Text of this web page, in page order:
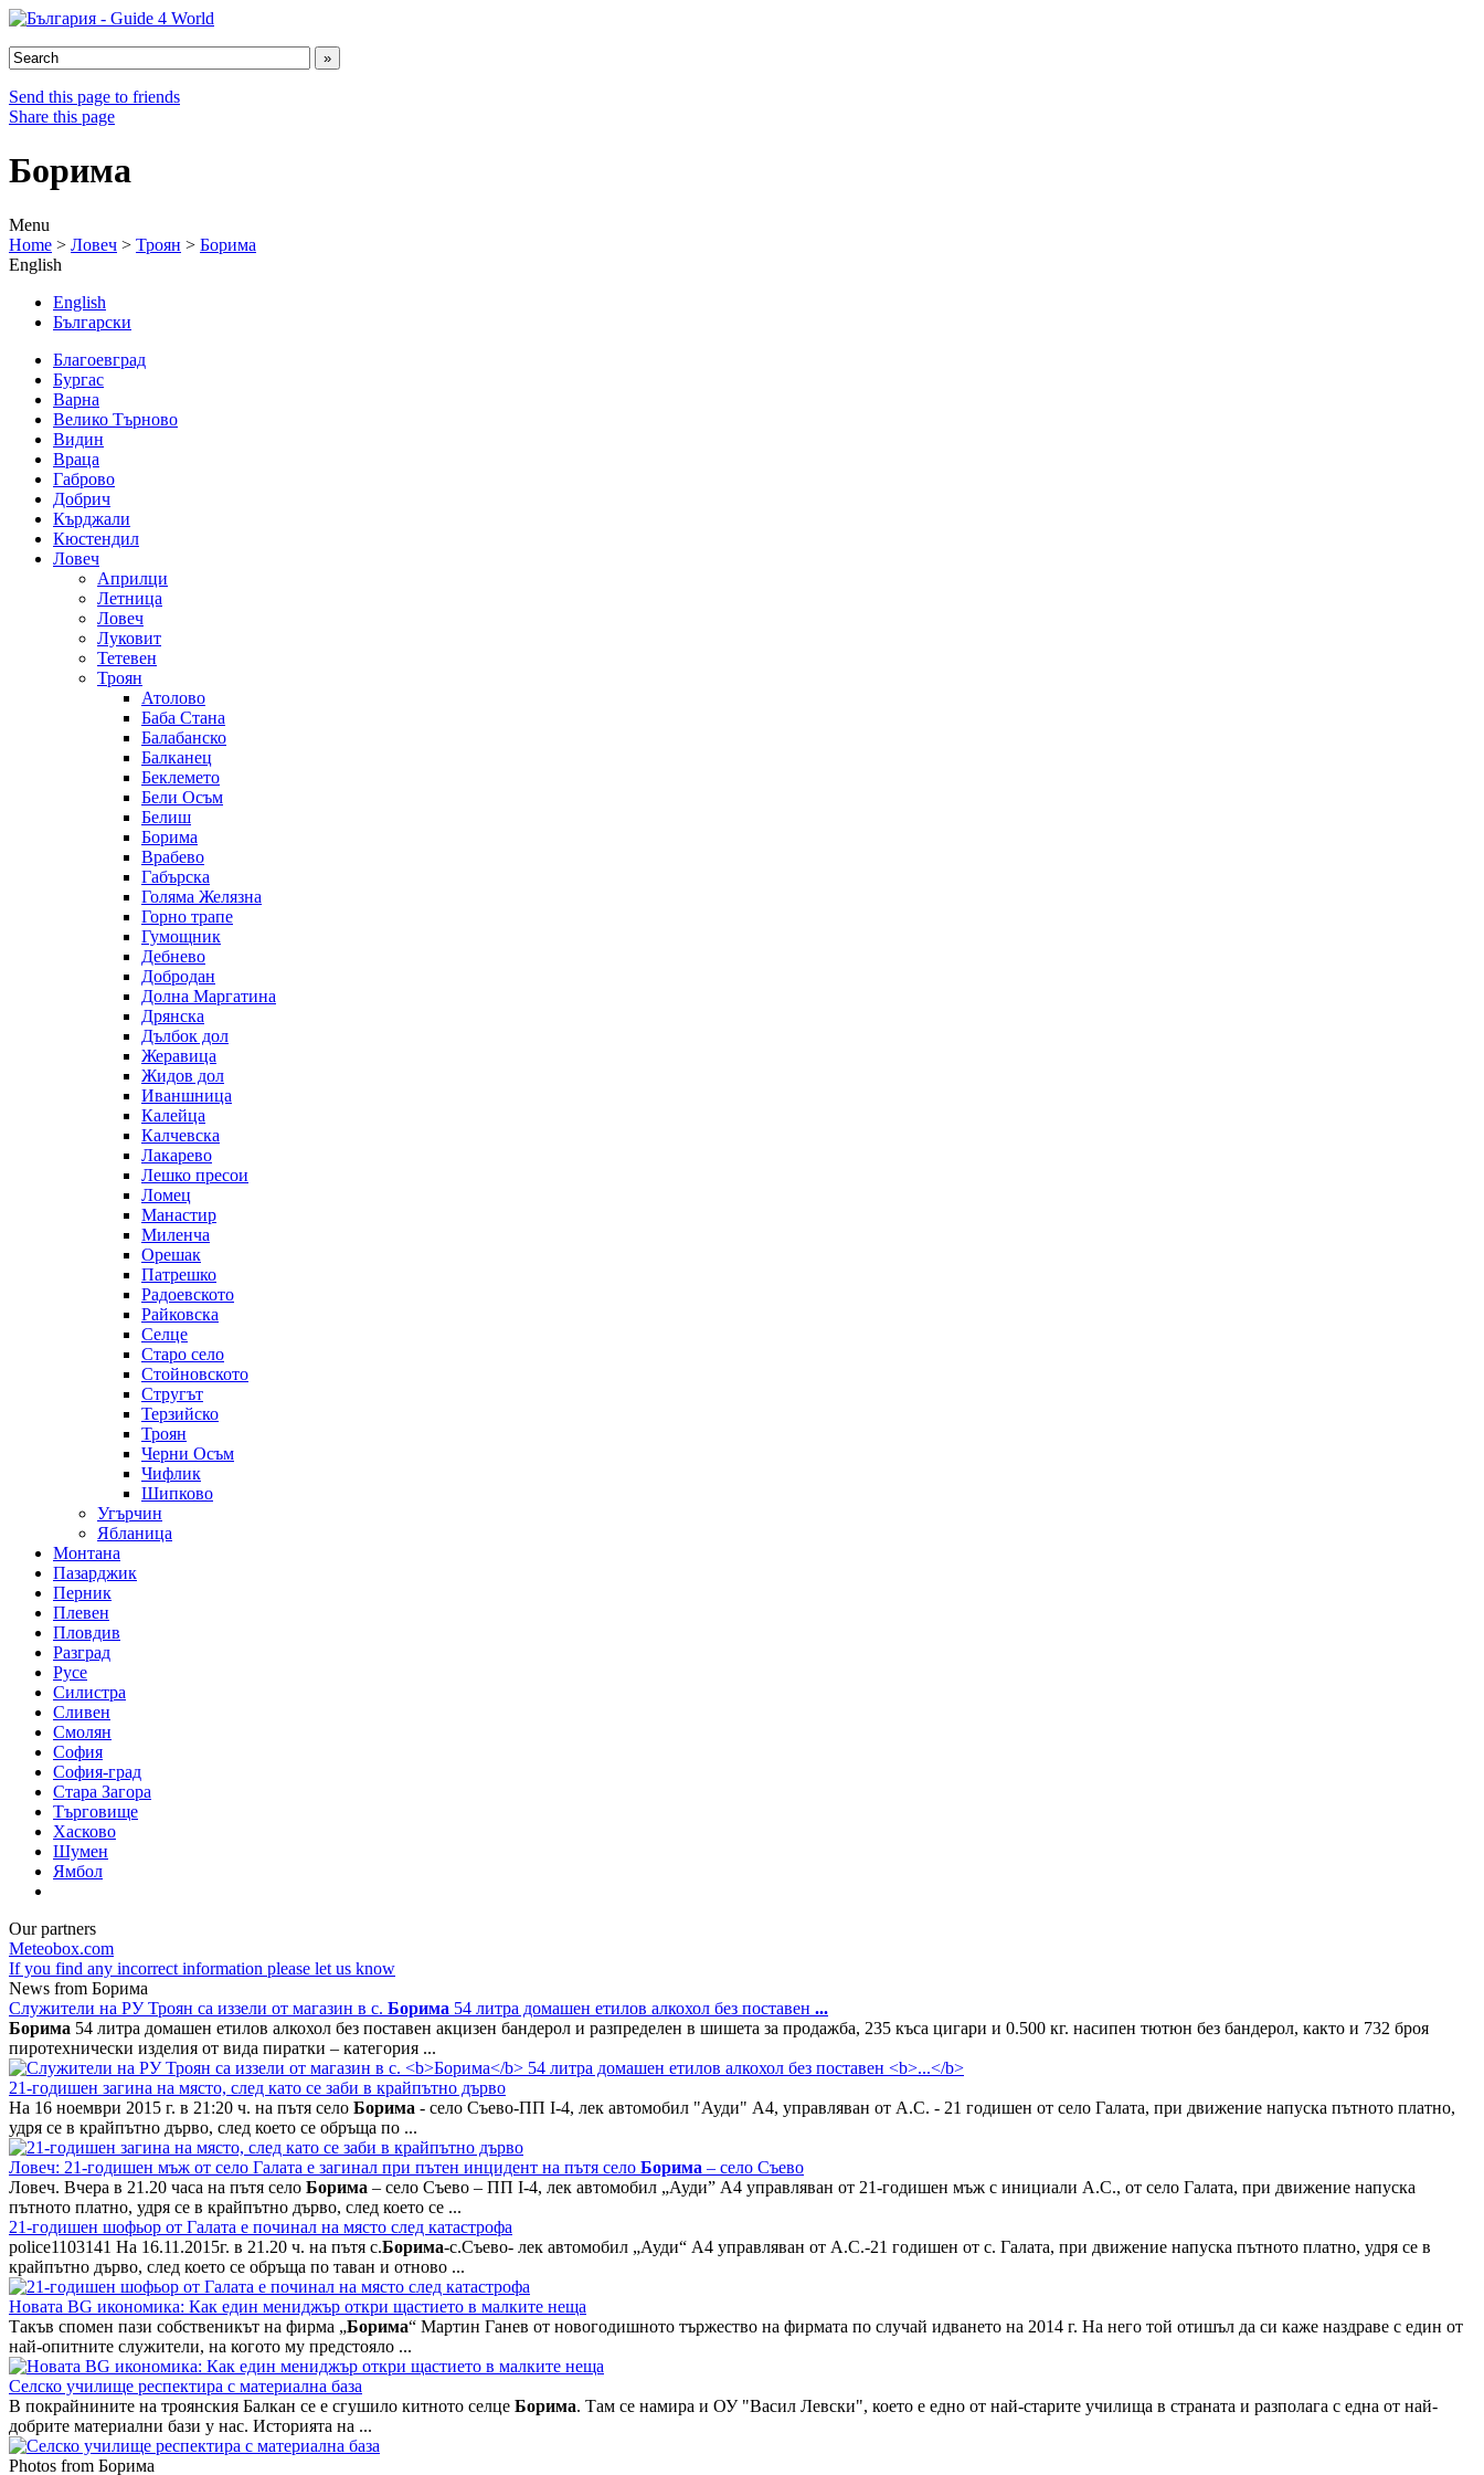
Send this page to friends
Share this page
Борима
Menu
Home > Ловеч > Троян > Борима
English
English
Български
Благоевград
Бургас
Варна
Велико Търново
Видин
Враца
Габрово
Добрич
Кърджали
Кюстендил
Ловеч
Априлци
Летница
Ловеч
Луковит
Тетевен
Троян
Атолово
Баба Стана
Балабанско
Балканец
Беклемето
Бели Осъм
Белиш
Борима
Врабево
Габърска
Голяма Желязна
Горно трапе
Гумощник
Дебнево
Добродан
Долна Маргатина
Дрянска
Дълбок дол
Жеравица
Жидов дол
Иваншница
Калейца
Калчевска
Лакарево
Лешко пресои
Ломец
Манастир
Миленча
Орешак
Патрешко
Радоевското
Райковска
Селце
Старо село
Стойновското
Стругът
Терзийско
Троян
Черни Осъм
Чифлик
Шипково
Угърчин
Ябланица
Монтана
Пазарджик
Перник
Плевен
Пловдив
Разград
Русе
Силистра
Сливен
Смолян
София
София-град
Стара Загора
Търговище
Хасково
Шумен
Ямбол
Our partners
Meteobox.com
If you find any incorrect information please let us know
News from Борима
Служители на РУ Троян са иззели от магазин в с. Борима 54 литра домашен етилов алкохол без поставен ...
Борима 54 литра домашен етилов алкохол без поставен акцизен бандерол и разпределен в шишета за продажба, 235 къса цигари и 0.500 кг. насипен тютюн без бандерол, както и 732 броя
пиротехнически изделия от вида пиратки – категория ...
21-годишен загина на място, след като се заби в крайпътно дърво
На 16 ноември 2015 г. в 21:20 ч. на пътя село Борима - село Съево-ПП I-4, лек автомобил "Ауди" А4, управляван от А.С. - 21 годишен от село Галата, при движение напуска пътното платно,
удря се в крайпътно дърво, след което се обръща по ...
Ловеч: 21-годишен мъж от село Галата е загинал при пътен инцидент на пътя село Борима – село Съево
Ловеч. Вчера в 21.20 часа на пътя село Борима – село Съево – ПП I-4, лек автомобил „Ауди” А4 управляван от 21-годишен мъж с инициали А.С., от село Галата, при движение напуска
пътното платно, удря се в крайпътно дърво, след което се ...
21-годишен шофьор от Галата е починал на място след катастрофа
police1103141 На 16.11.2015г. в 21.20 ч. на пътя с.Борима-с.Съево- лек автомобил „Ауди“ А4 управляван от А.С.-21 годишен от с. Галата, при движение напуска пътното платно, удря се в
крайпътно дърво, след което се обръща по таван и отново ...
Новата BG икономика: Как един мениджър откри щастието в малките неща
Такъв спомен пази собственикът на фирма „Борима“ Мартин Ганев от новогодишното тържество на фирмата по случай идването на 2014 г. На него той отишъл да си каже наздраве с един от
най-опитните служители, на когото му предстояло ...
Селско училище респектира с материална база
В покрайнините на троянския Балкан се е сгушило китното селце Борима. Там се намира и ОУ "Васил Левски", което е едно от най-старите училища в страната и разполага с една от най-
добрите материални бази у нас. Историята на ...
Photos from Борима